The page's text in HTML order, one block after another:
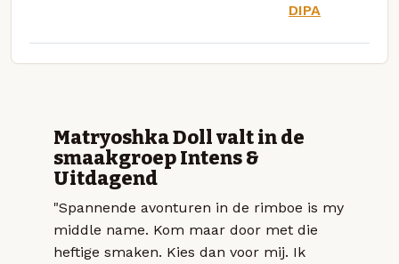
DIPA
Matryoshka Doll valt in de
smaakgroep Intens &
Uitdagend
"Spannende avonturen in de rimboe is my
middle name. Kom maar door met die
heftige smaken. Kies dan voor mij. Ik